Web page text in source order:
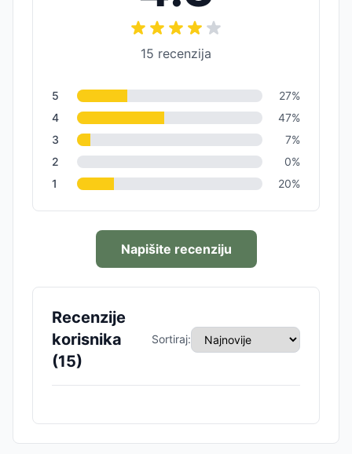
15 recenzija
5 27%
4
47%
3
7%
2
0%
1
20%
Napišite recenziju
Recenzije
korisnika
(15)
Sortiraj: